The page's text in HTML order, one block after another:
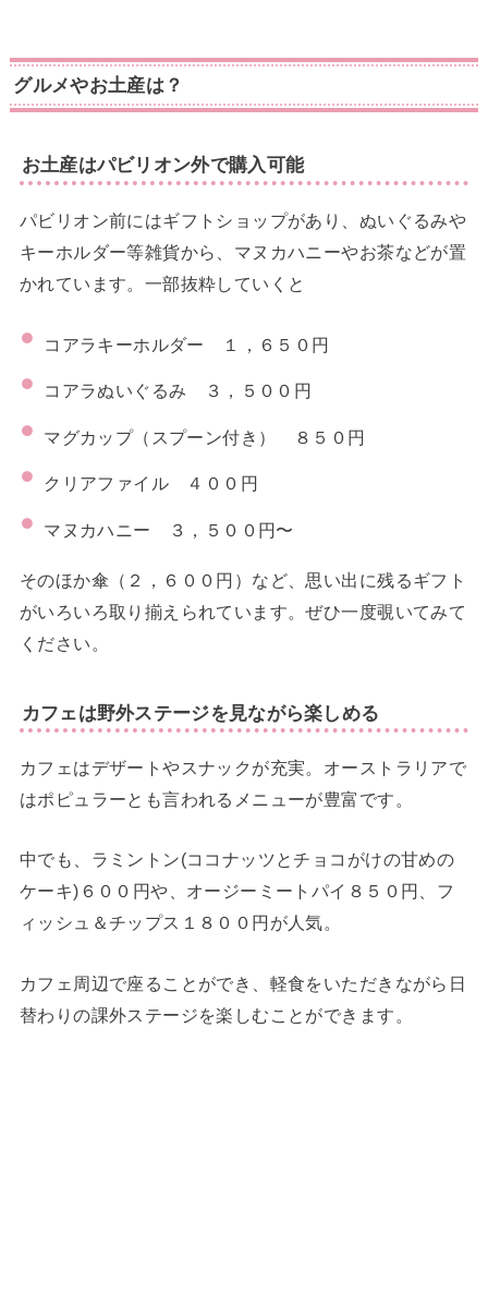
グルメやお土産は？
お土産はパビリオン外で購入可能
パビリオン前にはギフトショップがあり、ぬいぐるみや
キーホルダー等雑貨から、マヌカハニーやお茶などが置
かれています。一部抜粋していくと
コアラキーホルダー １，６５０円
コアラぬいぐるみ ３，５００円
マグカップ（スプーン付き） ８５０円
クリアファイル ４００円
マヌカハニー ３，５００円〜
そのほか傘（２，６００円）など、思い出に残るギフト
がいろいろ取り揃えられています。ぜひ一度覗いてみて
ください。
カフェは野外ステージを見ながら楽しめる
カフェはデザートやスナックが充実。オーストラリアで
はポピュラーとも言われるメニューが豊富です。
中でも、ラミントン(ココナッツとチョコがけの甘めの
ケーキ)６００円や、オージーミートパイ８５０円、フ
ィッシュ＆チップス１８００円が人気。
カフェ周辺で座ることができ、軽食をいただきながら日
替わりの課外ステージを楽しむことができます。